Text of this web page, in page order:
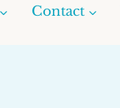
Contact